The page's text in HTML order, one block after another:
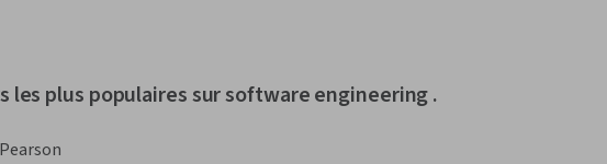
les plus populaires sur software engineering .
Pearson